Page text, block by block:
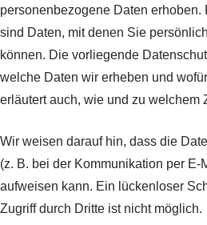
personenbezogene Daten
sind Daten, mit denen Sie
können. Die vorliegende
welche Daten wir erheben und
erläutert auch, wie und zu welchem
Wir weisen darauf hin, dass die
(z. B. bei der Kommunikation per
aufweisen kann. Ein lückenloser
Zugriff durch Dritte ist nicht möglich.